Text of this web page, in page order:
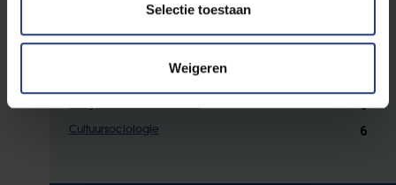
Selectie toestaan
Weigeren
Profiel Culturele Agogiek
Theorie en praktijk van de kunst- en beeldeducatie
6
Cultuursociologie 6